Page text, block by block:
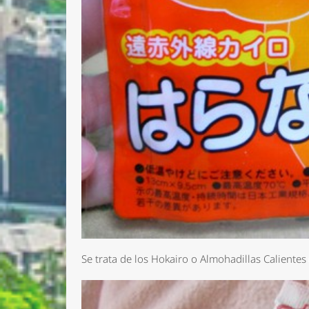
Se trata de los Hokairo o Almohadillas
Nombre
Email *